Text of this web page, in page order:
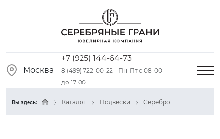
Москва
+7 (925) 144-64-73
8 (499) 722-00-22 - Пн-Пт с 08-00
до 17-00
Вы здесь: Каталог Подвески Серебро